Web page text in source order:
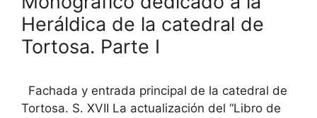
Heráldica de la catedral de
Tortosa. Parte I
Fachada y entrada principal de la catedral de
Tortosa. S. XVII La actualización del “Libro de